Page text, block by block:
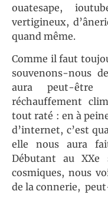
ouatesape,
vertigineux,
quand même.
Comme il faut
souvenons-nous
aura peut-être
réchauffement
tout raté : en à
d’internet, c’est
elle nous aura
Débutant au XXe
cosmiques, nous
de la connerie,